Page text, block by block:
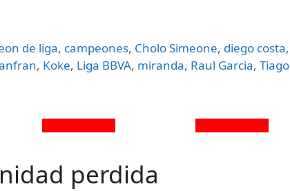
de liga, campeones, Cholo Simeone, diego costa,
, Koke, Liga BBVA, miranda, Raul Garcia, Tiago
perdida